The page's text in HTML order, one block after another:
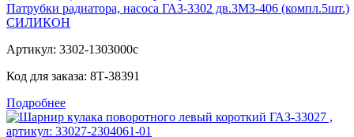
Патрубки радиатора, насоса ГАЗ-3302 дв.3МЗ-406 (компл.5шт.)
СИЛИКОН
Артикул: 3302-1303000с
Код для заказа: 8Т-38391
Подробнее